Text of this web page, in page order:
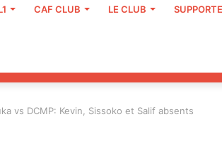
CAF CLUB LE CLUB
vs DCMP: Kevin, Sissoko et Salif absents